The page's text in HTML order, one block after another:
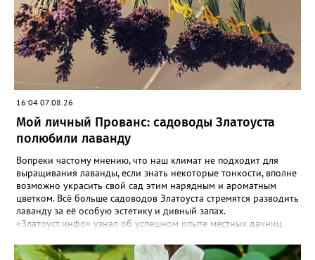
16:04 07.08.26
Мой личный Прованс: садоводы Златоуста
полюбили лаванду
Вопреки частому мнению, что наш климат не подходит для
выращивания лаванды, если знать некоторые тонкости, вполне
возможно украсить свой сад этим нарядным и ароматным
цветком. Всё больше садоводов Златоуста стремятся разводить
лаванду за её особую эстетику и дивный запах.
«Златоуст.инфо» узнал об успешном опыте местных дачниц.
семян (на фото), - отметила «Златоуст.инфо» хозяйка частного